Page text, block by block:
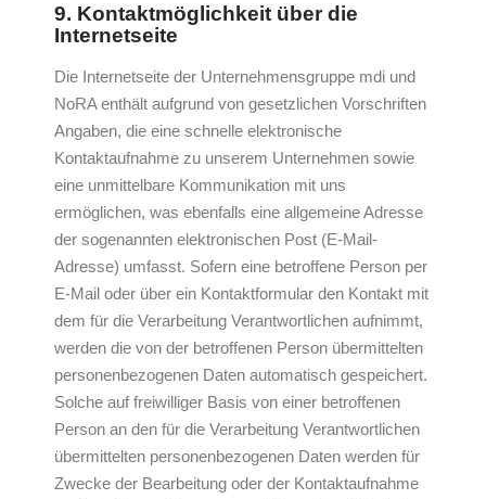
9. Kontaktmöglichkeit über die
Internetseite
Die Internetseite der Unternehmensgruppe mdi und
NoRA enthält aufgrund von gesetzlichen Vorschriften
Angaben, die eine schnelle elektronische
Kontaktaufnahme zu unserem Unternehmen sowie
eine unmittelbare Kommunikation mit uns
ermöglichen, was ebenfalls eine allgemeine Adresse
der sogenannten elektronischen Post (E-Mail-
Adresse) umfasst. Sofern eine betroffene Person per
E-Mail oder über ein Kontaktformular den Kontakt mit
dem für die Verarbeitung Verantwortlichen aufnimmt,
werden die von der betroffenen Person übermittelten
personenbezogenen Daten automatisch gespeichert.
Solche auf freiwilliger Basis von einer betroffenen
Person an den für die Verarbeitung Verantwortlichen
übermittelten personenbezogenen Daten werden für
Zwecke der Bearbeitung oder der Kontaktaufnahme